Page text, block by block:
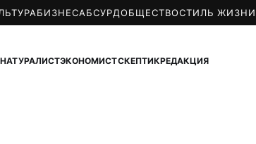
БИЗНЕСАБСУРДОБЩЕСТВОСТИЛЬ ЖИЗНИ
НАТУРАЛИСТЭКОНОМИСТСКЕПТИКРЕДАКЦИЯ